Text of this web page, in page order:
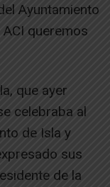
Ayuntamiento
queremos
que ayer
celebraba al
de Isla y
sus
de la